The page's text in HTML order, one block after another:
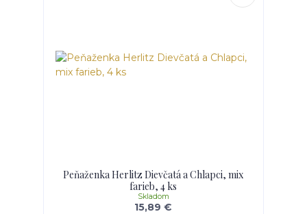
Peňaženka Herlitz Dievčatá a Chlapci, mix
farieb, 4 ks
15,89 €
Skladom